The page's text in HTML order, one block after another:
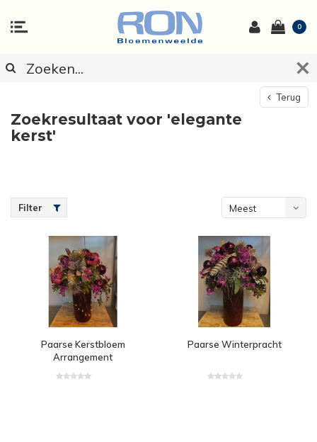
0
Terug
Zoekresultaat voor 'elegante
kerst'
Filter
Meest
Paarse Kerstbloem
Arrangement
Paarse Winterpracht